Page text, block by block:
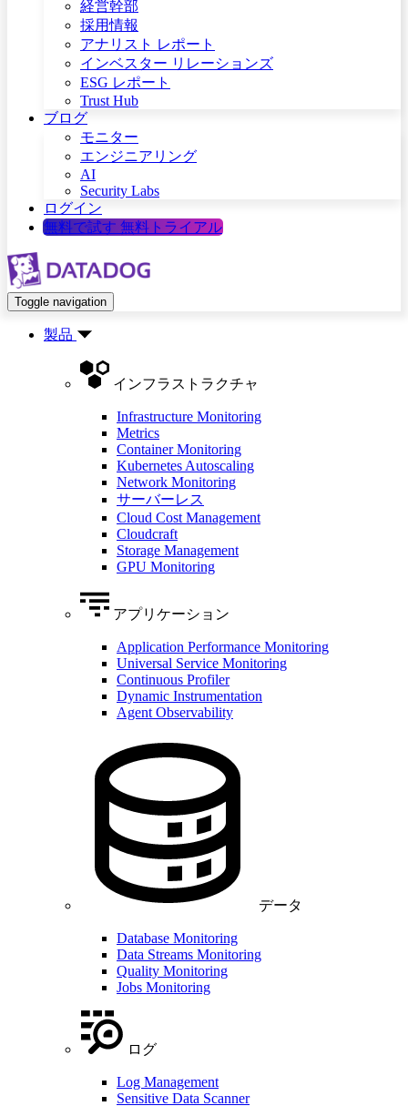
経営幹部
採用情報
アナリスト レポート
インベスター リレーションズ
ESG レポート
Trust Hub
ブログ
モニター
エンジニアリング
AI
Security Labs
ログイン
無料で試す 無料トライアル
Toggle navigation
製品
インフラストラクチャ
Infrastructure Monitoring
Metrics
Container Monitoring
Kubernetes Autoscaling
Network Monitoring
サーバーレス
Cloud Cost Management
Cloudcraft
Storage Management
GPU Monitoring
アプリケーション
Application Performance Monitoring
Universal Service Monitoring
Continuous Profiler
Dynamic Instrumentation
Agent Observability
データ
Database Monitoring
Data Streams Monitoring
Quality Monitoring
Jobs Monitoring
ログ
Log Management
Sensitive Data Scanner